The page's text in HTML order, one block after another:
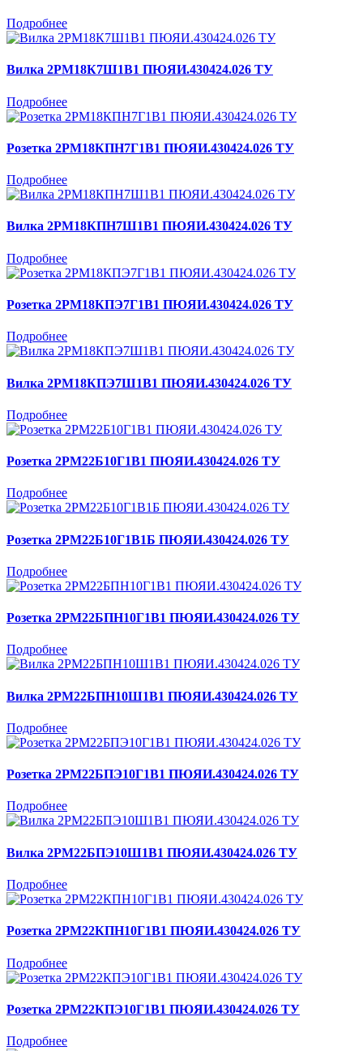
Подробнее
Вилка 2РМ18К7Ш1В1 ПЮЯИ.430424.026 ТУ
Подробнее
Розетка 2РМ18КПН7Г1В1 ПЮЯИ.430424.026 ТУ
Подробнее
Вилка 2РМ18КПН7Ш1В1 ПЮЯИ.430424.026 ТУ
Подробнее
Розетка 2РМ18КПЭ7Г1В1 ПЮЯИ.430424.026 ТУ
Подробнее
Вилка 2РМ18КПЭ7Ш1В1 ПЮЯИ.430424.026 ТУ
Подробнее
Розетка 2РМ22Б10Г1В1 ПЮЯИ.430424.026 ТУ
Подробнее
Розетка 2РМ22Б10Г1В1Б ПЮЯИ.430424.026 ТУ
Подробнее
Розетка 2РМ22БПН10Г1В1 ПЮЯИ.430424.026 ТУ
Подробнее
Вилка 2РМ22БПН10Ш1В1 ПЮЯИ.430424.026 ТУ
Подробнее
Розетка 2РМ22БПЭ10Г1В1 ПЮЯИ.430424.026 ТУ
Подробнее
Вилка 2РМ22БПЭ10Ш1В1 ПЮЯИ.430424.026 ТУ
Подробнее
Розетка 2РМ22КПН10Г1В1 ПЮЯИ.430424.026 ТУ
Подробнее
Розетка 2РМ22КПЭ10Г1В1 ПЮЯИ.430424.026 ТУ
Подробнее